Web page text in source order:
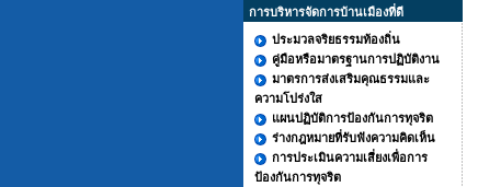
การบริหารจัดการบ้านเมืองที่ดี
ประมวลจริยธรรมท้องถิ่น
คู่มือหรือมาตรฐานการปฏิบัติงาน
มาตรการส่งเสริมคุณธรรมและ
ความโปร่งใส
แผนปฏิบัติการป้องกันการทุจริต
ร่างกฎหมายที่รับฟังความคิดเห็น
การประเมินความเสี่ยงเพื่อการ
ป้องกันการทุจริต